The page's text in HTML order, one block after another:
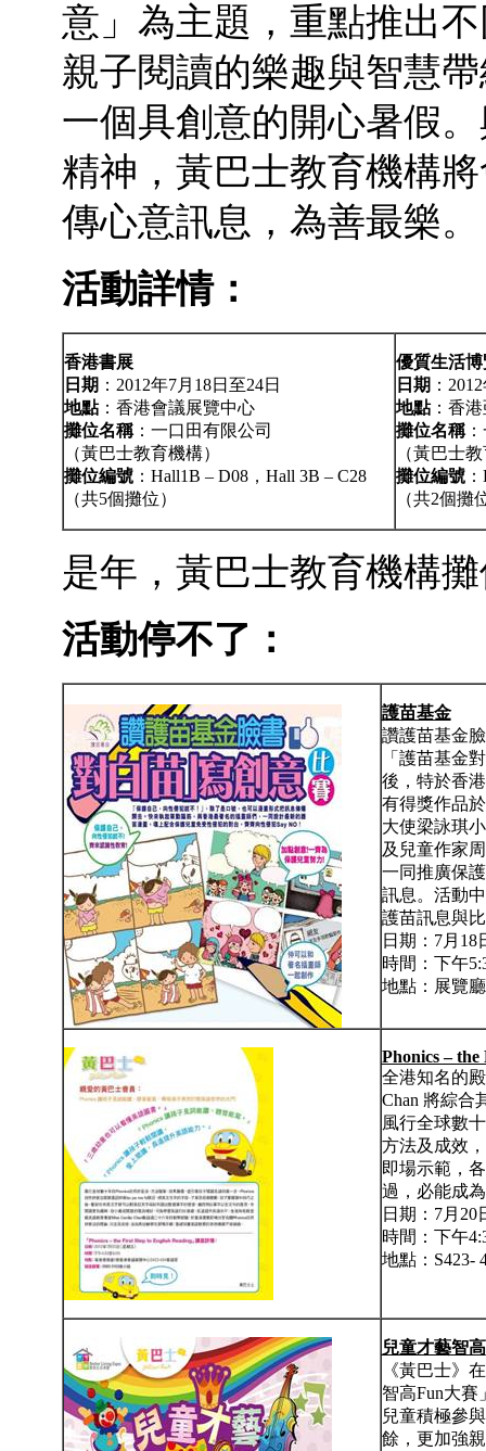
意」為主題，重點推出
親子閱讀的樂趣與智慧
一個具創意的開心暑假
精神，黃巴士教育機構
傳心意訊息，為善最樂。
活動詳情：
香港書展
日期 ：2012年7月18日至24日
地點：香港會議展覽中心
攤位名稱：一口田有限公司
（黃巴士教育機構）
攤位編號：Hall1B – D08，Hall 3B – C28
（共5個攤位）
優質生活博
日期 ：
地點：香
攤位名稱：
（黃巴士
攤位編號：
（共2個攤
是年，黃巴士教育機構
活動停不了：
護苗基金
讚護苗基金
「護苗基金
後，特於香
有得獎作品
大使梁詠琪
及兒童作家
一同推廣保
訊息。活動
護苗訊息與
日期：7月18
時間：下午
地點：展覽
Phonics –
全港知名的
Chan 將綜合
風行全球數
方法及成效
即場示範，
過，必能成
日期：7月20
時間：下午
地點：S423-
兒童才藝智高
《黃巴士》
智高Fun大
兒童積極參
餘，更加強